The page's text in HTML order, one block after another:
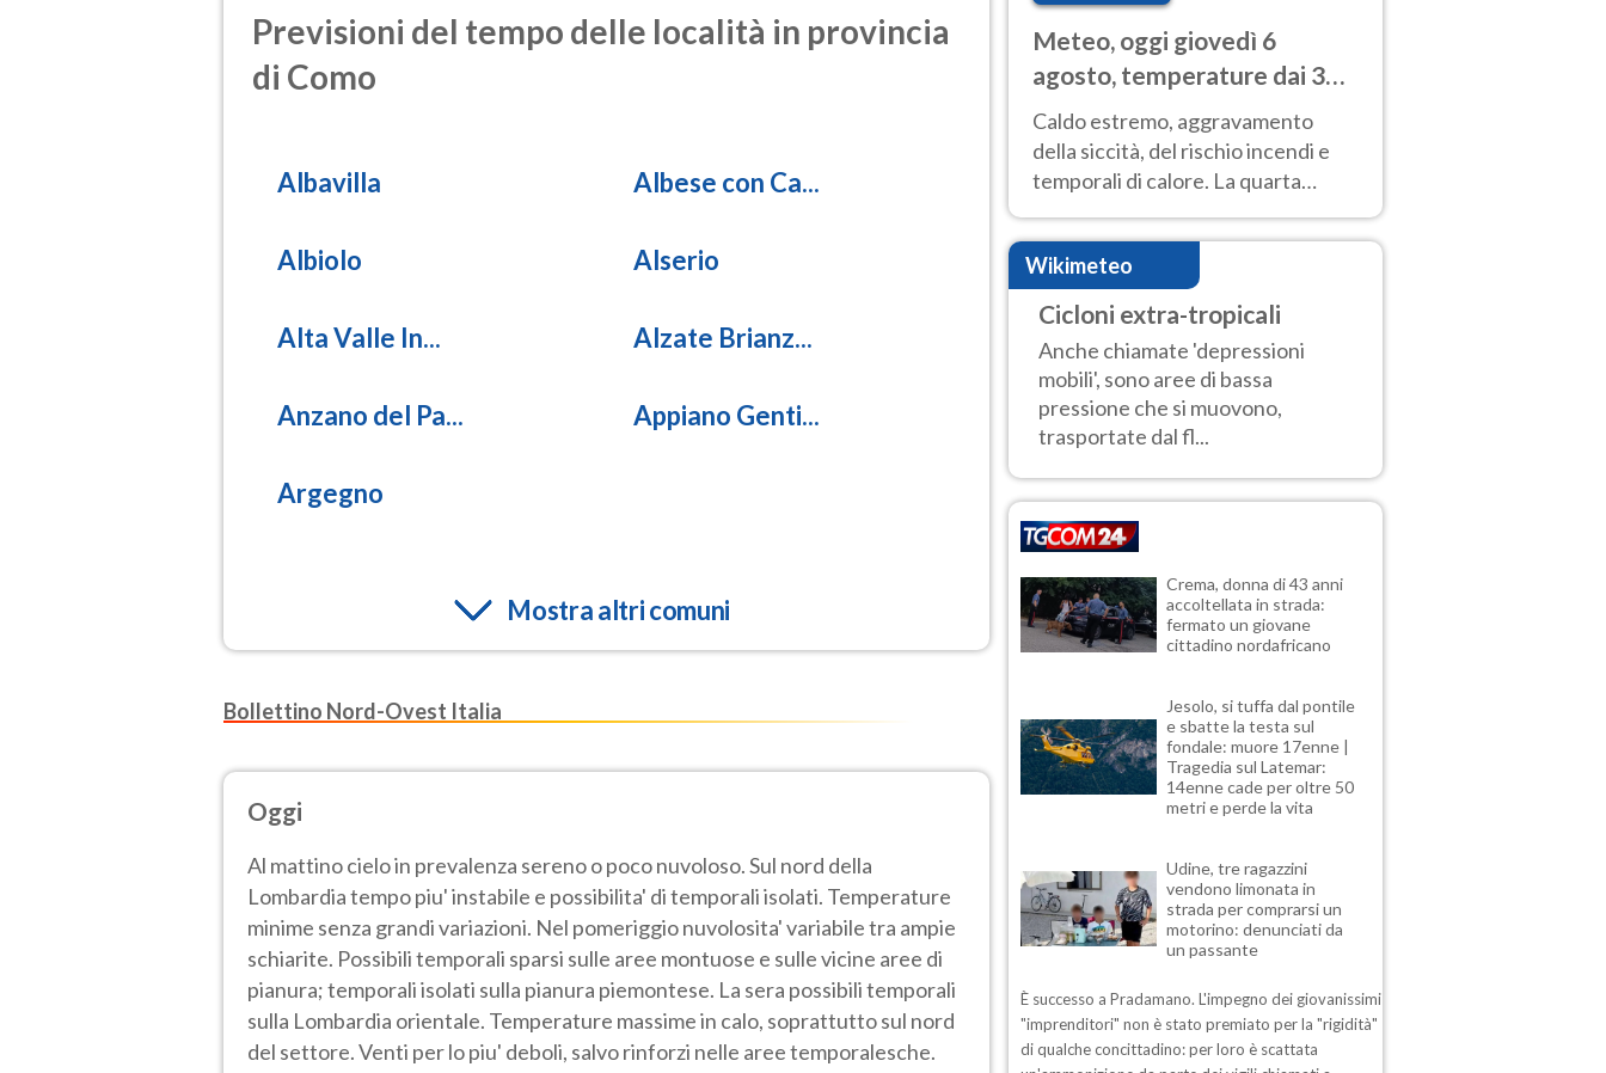
Previsioni del tempo delle località in provincia
di Como
Albavilla Albese con Ca...
Albiolo Alserio
Alta Valle In... Alzate Brianz...
Anzano del Pa... Appiano Genti...
Argegno
Mostra altri comuni
Bollettino Nord-Ovest Italia
Oggi
Al mattino cielo in prevalenza sereno o poco nuvoloso. Sul nord della
Lombardia tempo piu' instabile e possibilita' di temporali isolati. Temperature
minime senza grandi variazioni. Nel pomeriggio nuvolosita' variabile tra ampie
schiarite. Possibili temporali sparsi sulle aree montuose e sulle vicine aree di
pianura; temporali isolati sulla pianura piemontese. La sera possibili temporali
sulla Lombardia orientale. Temperature massime in calo, soprattutto sul nord
del settore. Venti per lo piu' deboli, salvo rinforzi nelle aree temporalesche.
Meteo, oggi giovedì 6
agosto, temperature dai 33
ai 40 gradi
Caldo estremo, aggravamento
della siccità, del rischio incendi e
temporali di calore. La quarta
intensa ondata di calore non dà
tregua e durerà fino Ferragosto
Wikimeteo
Cicloni extra-tropicali
Anche chiamate 'depressioni
mobili', sono aree di bassa
pressione che si muovono,
trasportate dal fl...
Crema, donna di 43 anni
accoltellata in strada:
fermato un giovane
cittadino nordafricano
Jesolo, si tuffa dal pontile
e sbatte la testa sul
fondale: muore 17enne |
Tragedia sul Latemar:
14enne cade per oltre 50
metri e perde la vita
Udine, tre ragazzini
vendono limonata in
strada per comprarsi un
motorino: denunciati da
un passante
È successo a Pradamano. L'impegno dei giovanissimi
"imprenditori" non è stato premiato per la "rigidità"
di qualche concittadino: per loro è scattata